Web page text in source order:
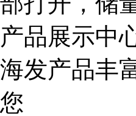
产品展示中
海发产品丰
您